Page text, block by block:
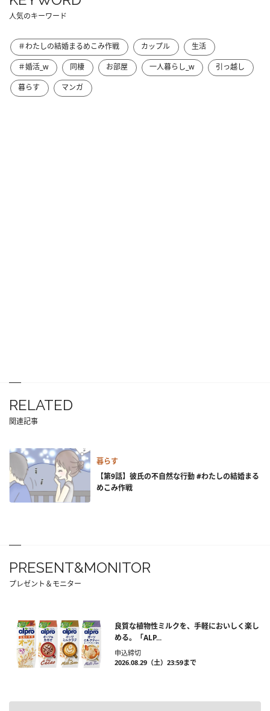
人気のキーワード
＃わたしの結婚まるめこみ作戦 カップル
生活
＃婚活_w
同棲 お部屋 一人暮らし_w
引っ越し
暮らす
マンガ
RELATED
関連記事
暮らす
【第9話】彼氏の不自然な行動 #わたしの結婚まる
めこみ作戦
PRESENT&MONITOR
プレゼント＆モニター
良質な植物性ミルクを、手軽においしく楽し
める。「ALP...
申込締切
2026.08.29（土）23:59まで